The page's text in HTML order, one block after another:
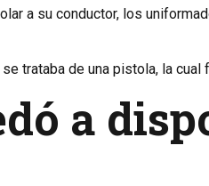
a su conductor, los
trataba de una pistola, la cual
a